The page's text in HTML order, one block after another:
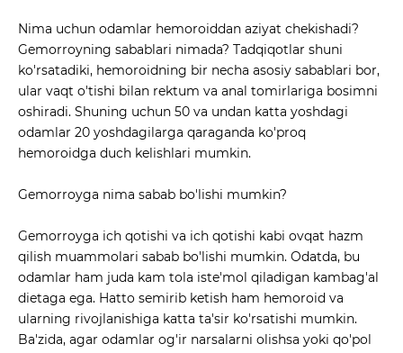
Nima uchun odamlar hemoroiddan aziyat chekishadi?
Gemorroyning sabablari nimada? Tadqiqotlar shuni
ko'rsatadiki, hemoroidning bir necha asosiy sabablari bor,
ular vaqt o'tishi bilan rektum va anal tomirlariga bosimni
oshiradi. Shuning uchun 50 va undan katta yoshdagi
odamlar 20 yoshdagilarga qaraganda ko'proq
hemoroidga duch kelishlari mumkin.
Gemorroyga nima sabab bo'lishi mumkin?
Gemorroyga ich qotishi va ich qotishi kabi ovqat hazm
qilish muammolari sabab bo'lishi mumkin. Odatda, bu
odamlar ham juda kam tola iste'mol qiladigan kambag'al
dietaga ega. Hatto semirib ketish ham hemoroid va
ularning rivojlanishiga katta ta'sir ko'rsatishi mumkin.
Ba'zida, agar odamlar og'ir narsalarni olishsa yoki qo'pol